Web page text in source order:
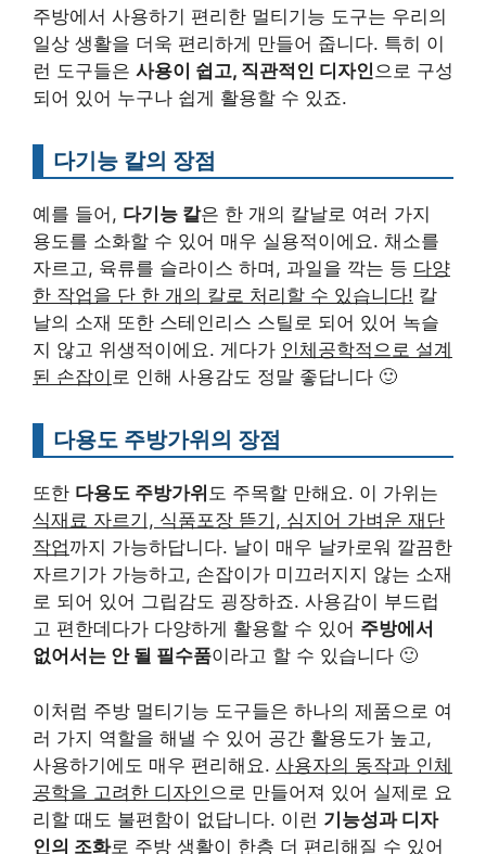
주방에서 사용하기 편리한 멀티기능 도구는 우리의
일상 생활을 더욱 편리하게 만들어 줍니다. 특히 이
런 도구들은 사용이 쉽고, 직관적인 디자인으로 구성
되어 있어 누구나 쉽게 활용할 수 있죠.
다기능 칼의 장점
예를 들어, 다기능 칼은 한 개의 칼날로 여러 가지
용도를 소화할 수 있어 매우 실용적이에요. 채소를
자르고, 육류를 슬라이스 하며, 과일을 깍는 등 다양
한 작업을 단 한 개의 칼로 처리할 수 있습니다! 칼
날의 소재 또한 스테인리스 스틸로 되어 있어 녹슬
지 않고 위생적이에요. 게다가 인체공학적으로 설계
된 손잡이 로 인해 사용감도 정말 좋답니다 🙂
다용도 주방가위의 장점
또한 다용도 주방가위 도 주목할 만해요. 이 가위는
식재료 자르기, 식품포장 뜯기, 심지어 가벼운 재단
작업까지 가능하답니다. 날이 매우 날카로워 깔끔한
자르기가 가능하고, 손잡이가 미끄러지지 않는 소재
로 되어 있어 그립감도 굉장하죠. 사용감이 부드럽
고 편한데다가 다양하게 활용할 수 있어 주방에서
없어서는 안 될 필수품이라고 할 수 있습니다 🙂
이처럼 주방 멀티기능 도구들은 하나의 제품으로 여
러 가지 역할을 해낼 수 있어 공간 활용도가 높고,
사용하기에도 매우 편리해요. 사용자의 동작과 인체
공학을 고려한 디자인 으로 만들어져 있어 실제로 요
리할 때도 불편함이 없답니다. 이런 기능성과 디자
인의 조화로 주방 생활이 한층 더 편리해질 수 있어